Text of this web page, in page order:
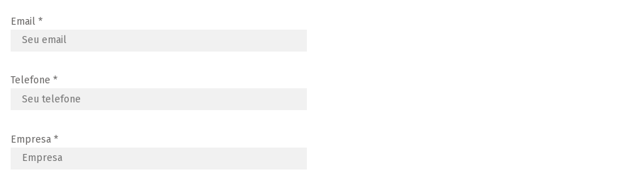
Email *
Telefone *
Empresa *